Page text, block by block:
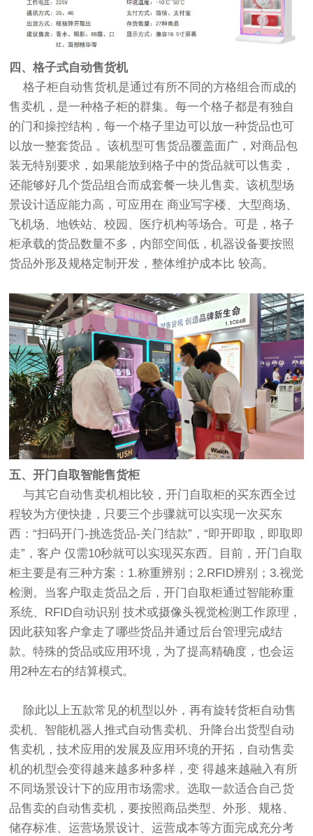
四、格子式自动售货机
格子柜自动售货机是通过有所不同的方格组合而成的
售卖机，是一种格子柜的群集。每一个格子都是有独自
的门和操控结构，每一个格子里边可以放一种货品也可
以放一整套货品 。该机型可售货品覆盖面广，对商品包
装无特别要求，如果能放到格子中的货品就可以售卖，
还能够好几个货品组合而成套餐一块儿售卖。该机型场
景设计适应能力高，可应用在 商业写字楼、大型商场、
飞机场、地铁站、校园、医疗机构等场合。可是，格子
柜承载的货品数量不多，内部空间低，机器设备要按照
货品外形及规格定制开发，整体维护成本比 较高。
五、开门自取智能售货柜
与其它自动售卖机相比较，开门自取柜的买东西全过
程较为方便快捷，只要三个步骤就可以实现一次买东
西：“扫码开门-挑选货品-关门结款”，“即开即取，即取即
走”，客户 仅需10秒就可以实现买东西。目前，开门自取
柜主要是有三种方案：1.称重辨别；2.RFID辨别；3.视觉
检测。当客户取走货品之后，开门自取柜通过智能称重
系统、RFID自动识别 技术或摄像头视觉检测工作原理，
因此获知客户拿走了哪些货品并通过后台管理完成结
款。特殊的货品或应用环境，为了提高精确度，也会运
用2种左右的结算模式。
除此以上五款常见的机型以外，再有旋转货柜自动售
卖机、智能机器人推式自动售卖机、升降台出货型自动
售卖机，技术应用的发展及应用环境的开拓，自动售卖
机的机型会变得越来越多种多样，变 得越来越融入有所
不同场景设计下的应用市场需求。选取一款适合自己货
品售卖的自动售卖机，要按照商品类型、外形、规格、
储存标准、运营场景设计、运营成本等方面完成充分考